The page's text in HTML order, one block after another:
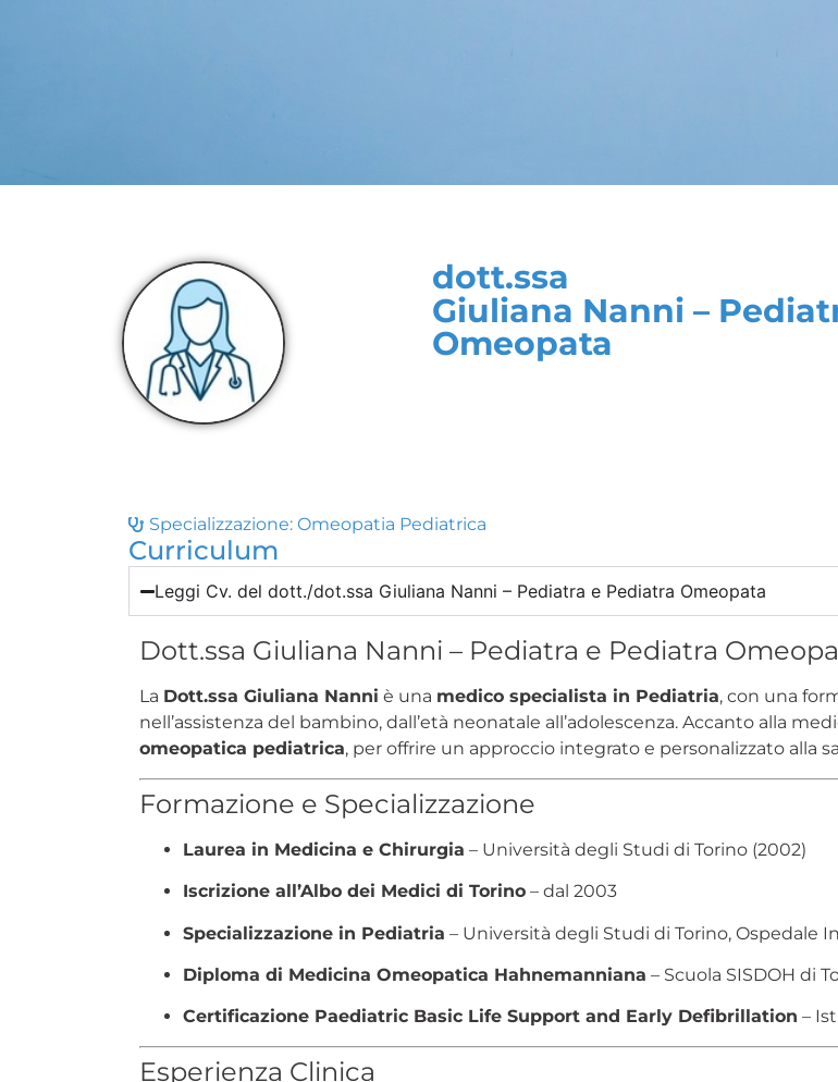
dott.ssa
Giuliana Nanni –
Omeopata
Specializzazione: Omeopatia Pediatrica
Curriculum
Leggi Cv. del dott./dot.ssa Giuliana Nanni – Pediatra e Pediatra Omeopata
Dott.ssa Giuliana Nanni – Pediatra e Pediatra
La Dott.ssa Giuliana Nanni è una medico specialista in Pediatria, con una
nell’assistenza del bambino, dall’età neonatale all’adolescenza. Accanto alla
omeopatica pediatrica, per offrire un approccio integrato e personalizzato alla
Formazione e Specializzazione
Laurea in Medicina e Chirurgia – Università degli Studi di Torino (2002)
Iscrizione all’Albo dei Medici di Torino– dal 2003
Specializzazione in Pediatria – Università degli Studi di Torino, Ospedale
Diploma di Medicina Omeopatica Hahnemanniana – Scuola SISDOH di
Certificazione Paediatric Basic Life Support and Early Defibrillation –
Esperienza Clinica